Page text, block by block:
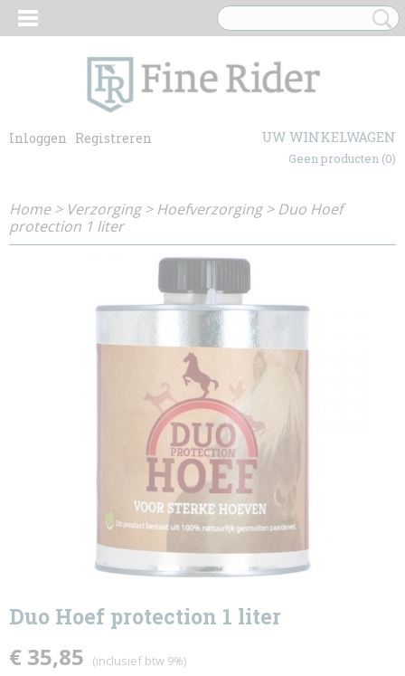
Inloggen Registreren UW WINKELWAGEN
Geen producten (0)
Home> Verzorging>Hoefverzorging>Duo Hoef
protection 1 liter
Duo Hoef protection 1 liter
€ 35,85 (inclusief btw 9%)